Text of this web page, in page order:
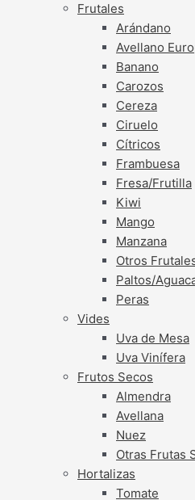
Frutales
Arándano
Avellano
Banano
Carozos
Cereza
Ciruelo
Cítricos
Frambuesa
Fresa/Frutilla
Kiwi
Mango
Manzana
Otros
Paltos/
Peras
Vides
Uva de Mesa
Uva Vinífera
Frutos Secos
Almendra
Avellana
Nuez
Otras Frutas
Hortalizas
Tomate